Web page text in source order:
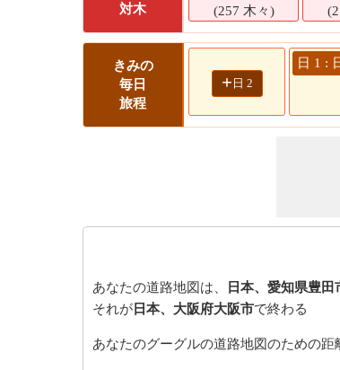
対木
(257 木々)
きみの
毎日
旅程
+ 日 2
日 1 :
あなたの道路地図は、 日本、愛知県豊田
それが 日本、大阪府大阪市で終わる
あなたのグーグルの道路地図のための